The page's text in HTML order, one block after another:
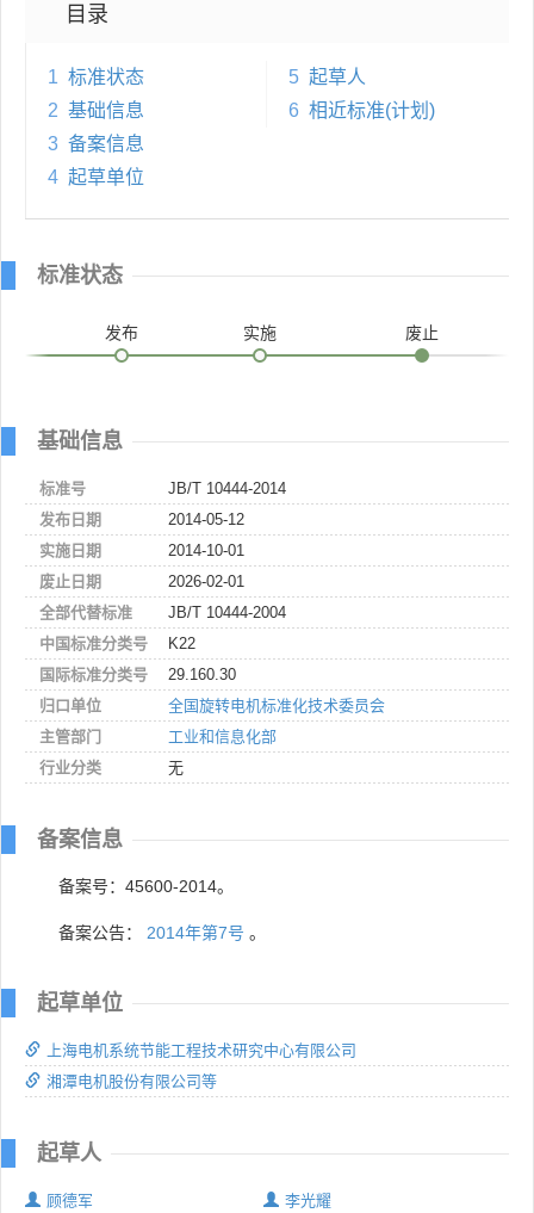
目录
1 标准状态
2 基础信息
3 备案信息
4 起草单位
5 起草人
6 相近标准(计划)
标准状态
发布 实施 废止
基础信息
标准号
JB/T 10444-2014
发布日期
2014-05-12
实施日期
2014-10-01
废止日期
2026-02-01
全部代替标准
JB/T 10444-2004
中国标准分类号
K22
国际标准分类号
29.160.30
归口单位
全国旋转电机标准化技术委员会
主管部门
工业和信息化部
行业分类
无
备案信息
备案号：45600-2014。
备案公告： 2014年第7号 。
起草单位
上海电机系统节能工程技术研究中心有限公司
湘潭电机股份有限公司等
起草人
顾德军 李光耀